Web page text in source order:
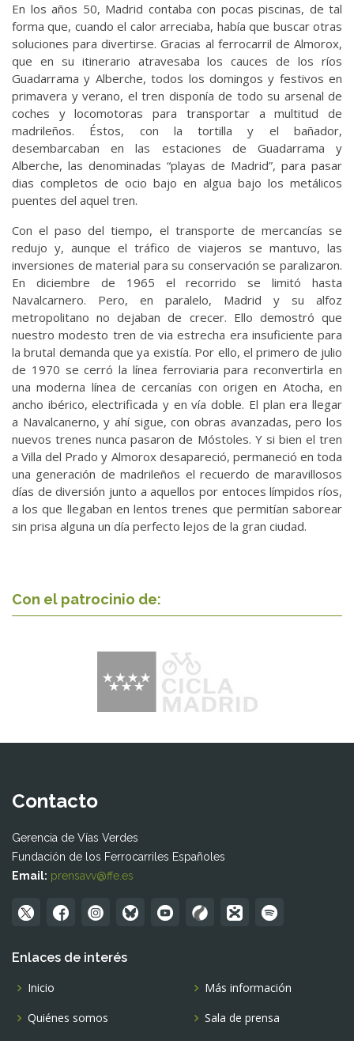
En los años 50, Madrid contaba con pocas piscinas, de tal
forma que, cuando el calor arreciaba, había que buscar otras
soluciones para divertirse. Gracias al ferrocarril de Almorox,
que en su itinerario atravesaba los cauces de los ríos
Guadarrama y Alberche, todos los domingos y festivos en
primavera y verano, el tren disponía de todo su arsenal de
coches y locomotoras para transportar a multitud de
madrileños. Éstos, con la tortilla y el bañador,
desembarcaban en las estaciones de Guadarrama y
Alberche, las denominadas “playas de Madrid”, para pasar
dias completos de ocio bajo en algua bajo los metálicos
puentes del aquel tren.
Con el paso del tiempo, el transporte de mercancías se
redujo y, aunque el tráfico de viajeros se mantuvo, las
inversiones de material para su conservación se paralizaron.
En diciembre de 1965 el recorrido se limitó hasta
Navalcarnero. Pero, en paralelo, Madrid y su alfoz
metropolitano no dejaban de crecer. Ello demostró que
nuestro modesto tren de via estrecha era insuficiente para
la brutal demanda que ya existía. Por ello, el primero de julio
de 1970 se cerró la línea ferroviaria para reconvertirla en
una moderna línea de cercanías con origen en Atocha, en
ancho ibérico, electrificada y en vía doble. El plan era llegar
a Navalcanerno, y ahí sigue, con obras avanzadas, pero los
nuevos trenes nunca pasaron de Móstoles. Y si bien el tren
a Villa del Prado y Almorox desapareció, permaneció en toda
una generación de madrileños el recuerdo de maravillosos
días de diversión junto a aquellos por entoces límpidos ríos,
a los que llegaban en lentos trenes que permitían saborear
sin prisa alguna un día perfecto lejos de la gran ciudad.
Con el patrocinio de:
Contacto
Gerencia de Vías Verdes
Fundación de los Ferrocarriles Españoles
Email: prensavv@ffe.es
Enlaces de interés
Inicio
Quiénes somos
Más información
Sala de prensa